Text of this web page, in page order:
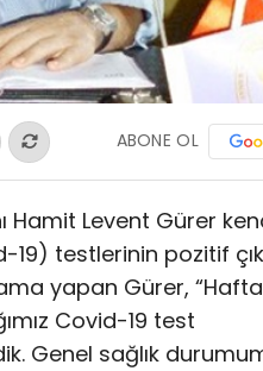
ABONE OL
Hamit Levent Gürer
testlerinin pozitif
yapan Gürer,
Covid-19 test
Genel sağlık